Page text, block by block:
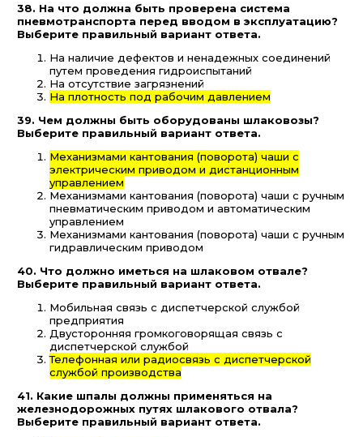
38. На что должна быть проверена система
пневмотранспорта перед вводом в эксплуатацию?
Выберите правильный вариант ответа.
На наличие дефектов и ненадежных соединений
путем проведения гидроиспытаний
На отсутствие загрязнений
На плотность под рабочим давлением
39. Чем должны быть оборудованы шлаковозы?
Выберите правильный вариант ответа.
Механизмами кантования (поворота) чаши с
электрическим приводом и дистанционным
управлением
Механизмами кантования (поворота) чаши с ручным
пневматическим приводом и автоматическим
управлением
Механизмами кантования (поворота) чаши с ручным
гидравлическим приводом
40. Что должно иметься на шлаковом отвале?
Выберите правильный вариант ответа.
Мобильная связь с диспетчерской службой
предприятия
Двусторонняя громкоговорящая связь с
диспетчерской службой
Телефонная или радиосвязь с диспетчерской
службой производства
41. Какие шпалы должны применяться на
железнодорожных путях шлакового отвала?
Выберите правильный вариант ответа.